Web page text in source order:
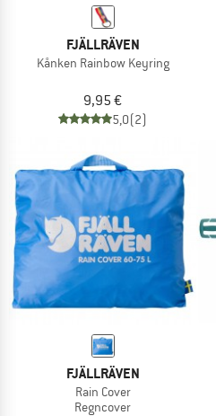
FJÄLLRÄVEN
Kånken Rainbow Keyring
9,95 €
5,0(2)
FJÄLLRÄVEN
Rain Cover
Regncover